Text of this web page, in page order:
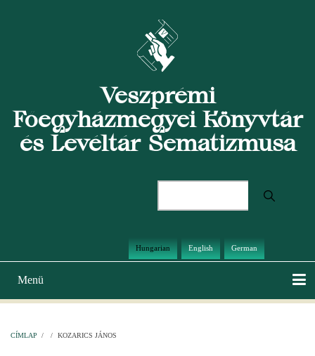
Veszprémi
Főegyházmegyei Könyvtár
és Levéltár Sematizmusa
Hungarian English German
Main
navigation
Menü
CÍMLAP / / KOZARICS JÁNOS